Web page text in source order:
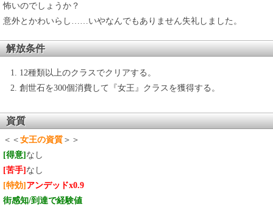
怖いのでしょうか？
意外とかわいらし……いやなんでもありません失礼しました。
解放条件
12種類以上のクラスでクリアする。
創世石を300個消費して『女王』クラスを獲得する。
資質
＜＜ 女王の資質 ＞＞
[得意] なし
[苦手] なし
[特効] アンデッドx0.9
街感知/到達で経験値